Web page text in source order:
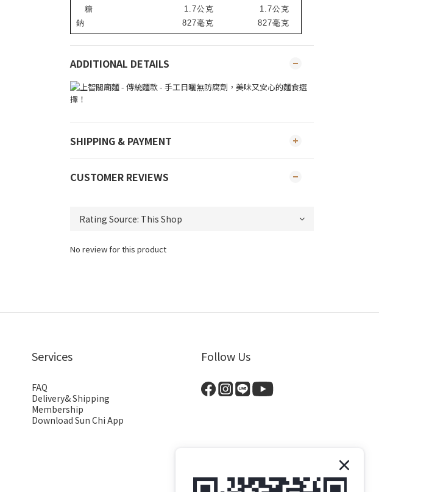
糖
鈉
1.7公克
827毫克
1.7公克
827毫克
ADDITIONAL DETAILS
SHIPPING & PAYMENT
CUSTOMER REVIEWS
No review for this product
Services
FAQ
Delivery& Shipping
Membership
Download Sun Chi App
Follow Us